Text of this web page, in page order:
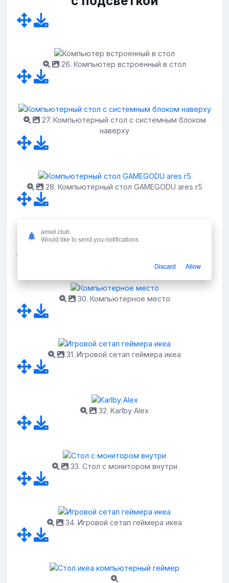
26. Компьютер встроенный в стол
27. Компьютерный стол с системным блоком
наверху
28. Компьютерный стол GAMEGODU ares r5
29. Компьютерный стол DIY
30. Компьютерное место
31. Игровой сетап геймера икеа
32. Karlby Alex
33. Стол с монитором внутри
34. Игровой сетап геймера икеа
amiel.club
Would like to send you notifications
Discard Allow